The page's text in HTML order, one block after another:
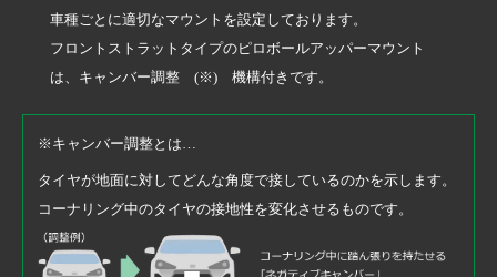
車種ごとに適切なマウントを設定しております。
フロントストラットタイプのピロボールアッパーマウント
は、キャンバー調整 (※) 機構付きです。
※キャンバー調整とは…
タイヤが地面に対してどんな角度で接しているのかを示します。
コーナリング中のタイヤの接地性を変化させるものです。